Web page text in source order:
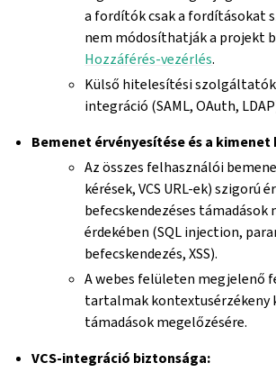
a fordítók csak a fordításokat
nem módosíthatják a projekt
Hozzáférés-vezérlés.
Külső hitelesítési
integráció (SAML, OAuth,
Bemenet érvényesítése és a
Az összes felhasználói
kérések, VCS URL-ek) szigorú
befecskendezéses támadások
érdekében (SQL injection,
befecskendezés, XSS).
A webes felületen megjelenő
tartalmak kontextusérzékeny
támadások megelőzésére.
VCS-integráció biztonsága: